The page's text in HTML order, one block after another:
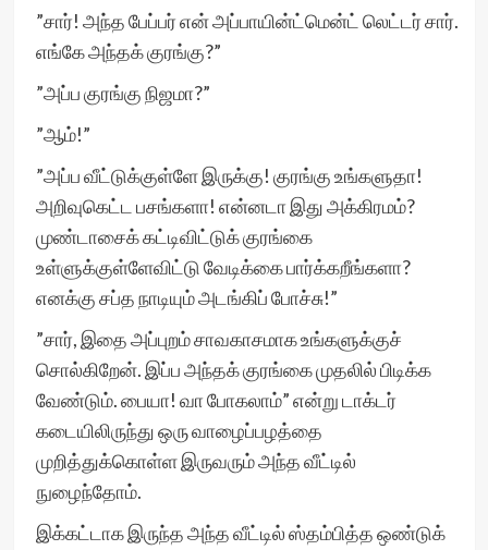
”சார்! அந்த பேப்பர் என் அப்பாயின்ட்மென்ட் லெட்டர் சார்.
எங்கே அந்தக் குரங்கு?”
”அப்ப குரங்கு நிஜமா?”
”ஆம்!”
”அப்ப வீட்டுக்குள்ளே இருக்கு! குரங்கு உங்களுதா!
அறிவுகெட்ட பசங்களா! என்னடா இது அக்கிரமம்?
முண்டாசைக் கட்டிவிட்டுக் குரங்கை
உள்ளுக்குள்ளேவிட்டு வேடிக்கை பார்க்கறீங்களா?
எனக்கு சப்த நாடியும் அடங்கிப் போச்சு!”
”சார், இதை அப்புறம் சாவகாசமாக உங்களுக்குச்
சொல்கிறேன். இப்ப அந்தக் குரங்கை முதலில் பிடிக்க
வேண்டும். பையா! வா போகலாம்” என்று டாக்டர்
கடையிலிருந்து ஒரு வாழைப்பழத்தை
முறித்துக்கொள்ள இருவரும் அந்த வீட்டில்
நுழைந்தோம்.
இக்கட்டாக இருந்த அந்த வீட்டில் ஸ்தம்பித்த ஒண்டுக்